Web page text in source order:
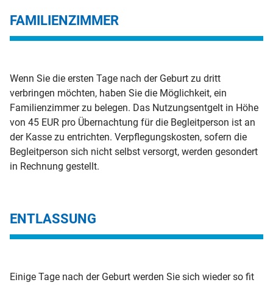
FAMILIENZIMMER
Wenn Sie die ersten Tage nach der Geburt zu dritt
verbringen möchten, haben Sie die Möglichkeit, ein
Familienzimmer zu belegen. Das Nutzungsentgelt in Höhe
von 45 EUR pro Übernachtung für die Begleitperson ist an
der Kasse zu entrichten. Verpflegungskosten, sofern die
Begleitperson sich nicht selbst versorgt, werden gesondert
in Rechnung gestellt.
ENTLASSUNG
Einige Tage nach der Geburt werden Sie sich wieder so fit